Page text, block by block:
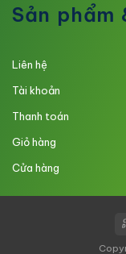
Sản phẩm
Liên hệ
Tài khoản
Thanh toán
Giỏ hàng
Cửa hàng